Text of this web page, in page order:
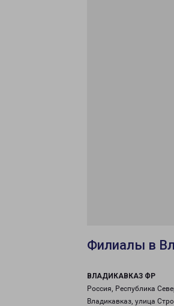
Филиалы в
ВЛАДИКАВКАЗ ФР
Россия, Республика
Владикавказ, улица